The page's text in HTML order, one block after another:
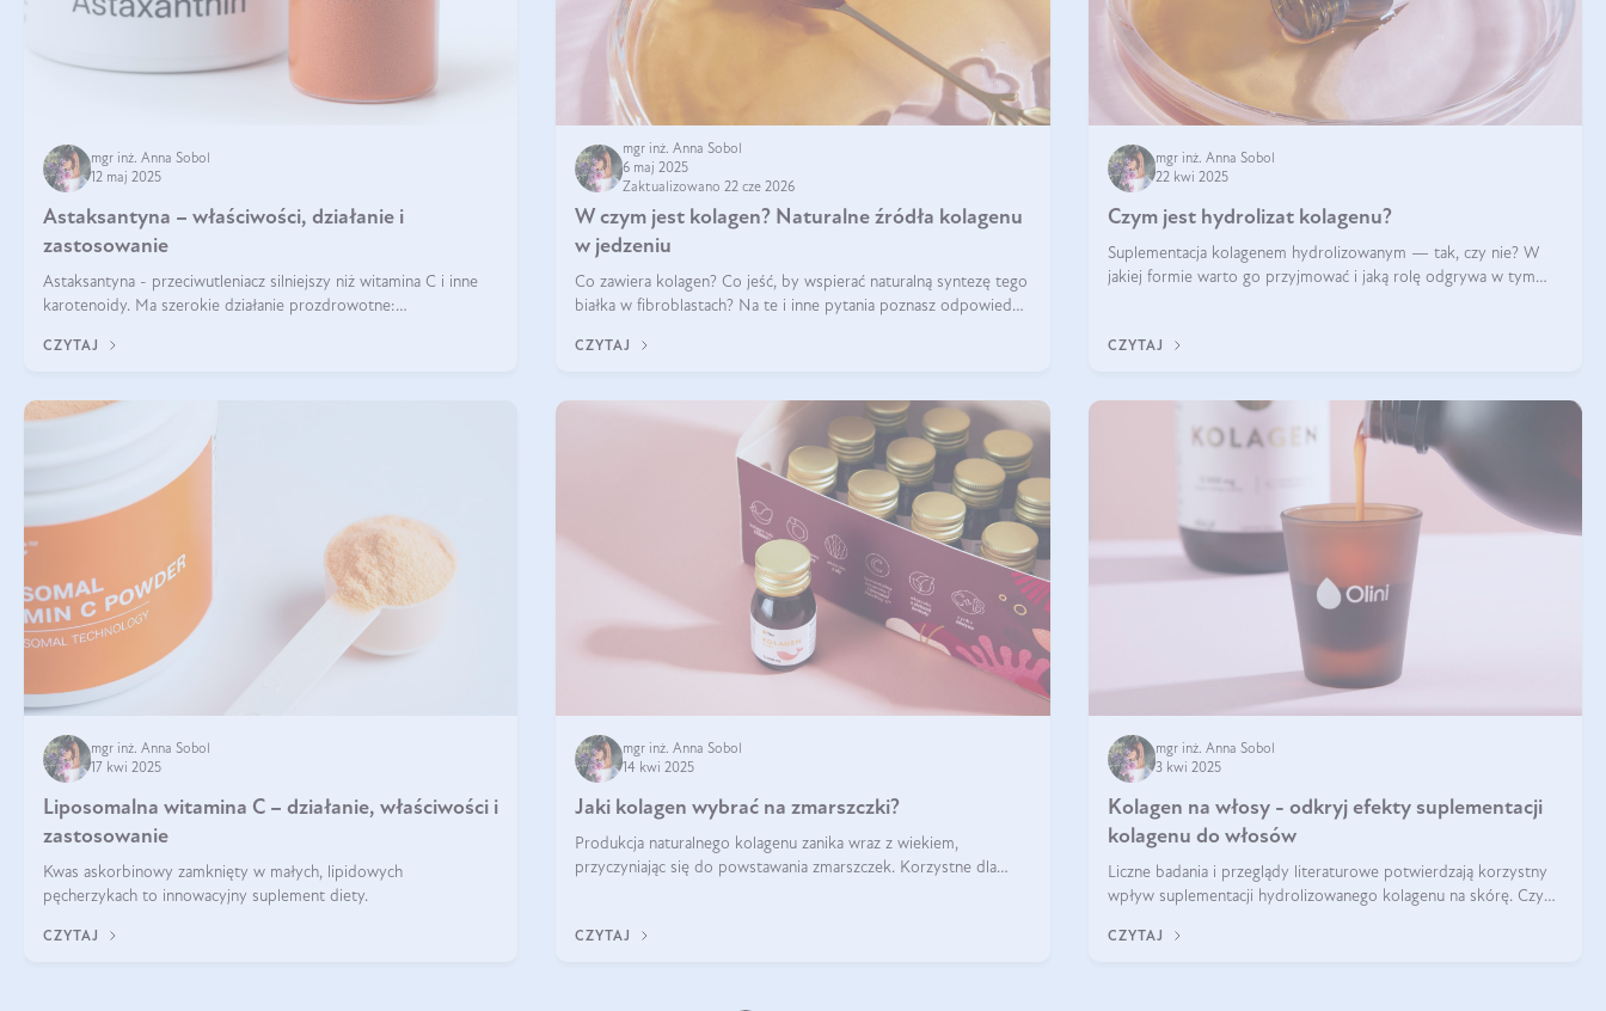
mgr inż. Anna Sobol
12 maj 2025
Astaksantyna – właściwości, działanie i
zastosowanie
Astaksantyna - przeciwutleniacz silniejszy niż witamina C i inne
karotenoidy. Ma szerokie działanie prozdrowotne:
CZYTAJ
mgr inż. Anna Sobol
6 maj 2025
Zaktualizowano 22 cze 2026
W czym jest kolagen? Naturalne źródła kolagenu
w jedzeniu
Co zawiera kolagen? Co jeść, by wspierać naturalną syntezę tego
białka w fibroblastach? Na te i inne pytania poznasz odpowiedź
CZYTAJ
mgr inż. Anna Sobol
22 kwi 2025
Czym jest hydrolizat kolagenu?
Suplementacja kolagenem hydrolizowanym — tak, czy nie? W
jakiej formie warto go przyjmować i jaką rolę odgrywa w tym
CZYTAJ
mgr inż. Anna Sobol
17 kwi 2025
Liposomalna witamina C – działanie, właściwości i
zastosowanie
Kwas askorbinowy zamknięty w małych, lipidowych
pęcherzykach to innowacyjny suplement diety.
CZYTAJ
mgr inż. Anna Sobol
14 kwi 2025
Jaki kolagen wybrać na zmarszczki?
Produkcja naturalnego kolagenu zanika wraz z wiekiem,
przyczyniając się do powstawania zmarszczek. Korzystne dla
CZYTAJ
mgr inż. Anna Sobol
3 kwi 2025
Kolagen na włosy - odkryj efekty suplementacji
kolagenu do włosów
Liczne badania i przeglądy literaturowe potwierdzają korzystny
wpływ suplementacji hydrolizowanego kolagenu na skórę. Czy
CZYTAJ